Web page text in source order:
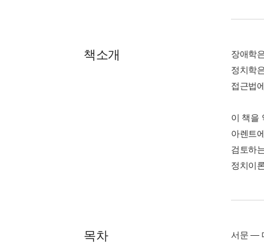
책소개
장애학
정치학
접근법
이 책을
아렌트
검토하
정치이
목차 서문 ―